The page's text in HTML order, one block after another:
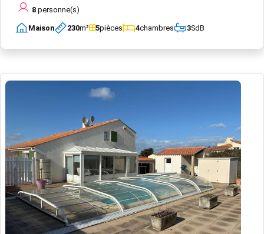
8 personne(s)
Maison 230m² 5pièces 4chambres 3SdB